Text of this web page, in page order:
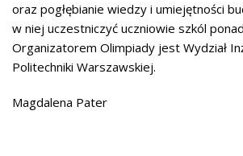
oraz pogłębianie wiedzy i umiejętności
w niej uczestniczyć uczniowie szkól
Organizatorem Olimpiady jest Wydział
Politechniki Warszawskiej.
Magdalena Pater